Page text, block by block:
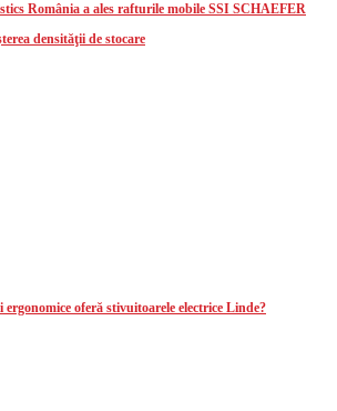
România a ales rafturile mobile SSI SCHAEFER
densităţii de stocare
ergonomice oferă stivuitoarele electrice Linde?